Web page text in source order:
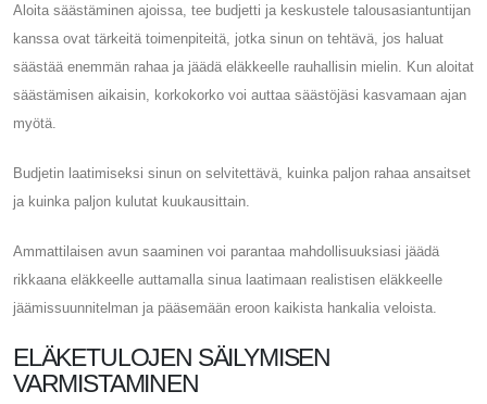
Aloita säästäminen ajoissa, tee budjetti ja keskustele talousasiantuntijan
kanssa ovat tärkeitä toimenpiteitä, jotka sinun on tehtävä, jos haluat
säästää enemmän rahaa ja jäädä eläkkeelle rauhallisin mielin. Kun aloitat
säästämisen aikaisin, korkokorko voi auttaa säästöjäsi kasvamaan ajan
myötä.
Budjetin laatimiseksi sinun on selvitettävä, kuinka paljon rahaa ansaitset
ja kuinka paljon kulutat kuukausittain.
Ammattilaisen avun saaminen voi parantaa mahdollisuuksiasi jäädä
rikkaana eläkkeelle auttamalla sinua laatimaan realistisen eläkkeelle
jäämissuunnitelman ja pääsemään eroon kaikista hankalia veloista.
ELÄKETULOJEN SÄILYMISEN
VARMISTAMINEN